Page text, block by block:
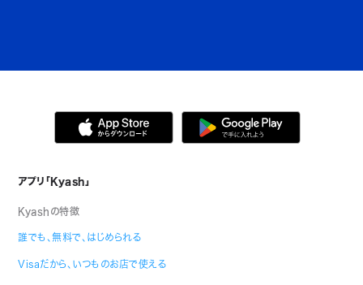
アプリ「Kyash」
Kyashの特徴
誰でも、無料で、はじめられる
Visaだから、いつものお店で使える